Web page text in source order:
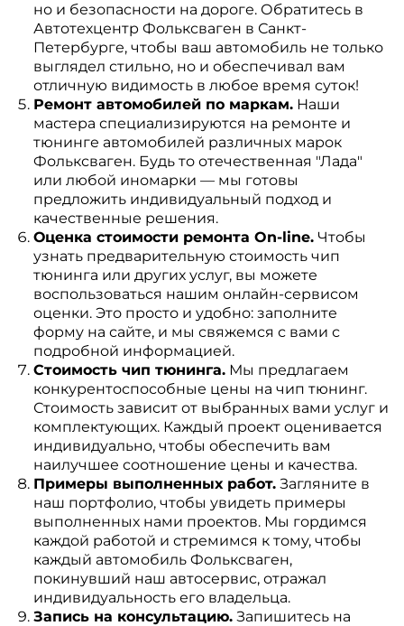
но и безопасности на дороге. Обратитесь в
Автотехцентр Фольксваген в Санкт-
Петербурге, чтобы ваш автомобиль не только
выглядел стильно, но и обеспечивал вам
отличную видимость в любое время суток!
Ремонт автомобилей по маркам.Наши
мастера специализируются на ремонте и
тюнинге автомобилей различных марок
Фольксваген. Будь то отечественная "Лада"
или любой иномарки — мы готовы
предложить индивидуальный подход и
качественные решения.
Оценка стоимости ремонта On-line.Чтобы
узнать предварительную стоимость чип
тюнинга или других услуг, вы можете
воспользоваться нашим онлайн-сервисом
оценки. Это просто и удобно: заполните
форму на сайте, и мы свяжемся с вами с
подробной информацией.
Стоимость чип тюнинга.Мы предлагаем
конкурентоспособные цены на чип тюнинг.
Стоимость зависит от выбранных вами услуг и
комплектующих. Каждый проект оценивается
индивидуально, чтобы обеспечить вам
наилучшее соотношение цены и качества.
Примеры выполненных работ.Загляните в
наш портфолио, чтобы увидеть примеры
выполненных нами проектов. Мы гордимся
каждой работой и стремимся к тому, чтобы
каждый автомобиль Фольксваген,
покинувший наш автосервис, отражал
индивидуальность его владельца.
Запись на консультацию.Запишитесь на